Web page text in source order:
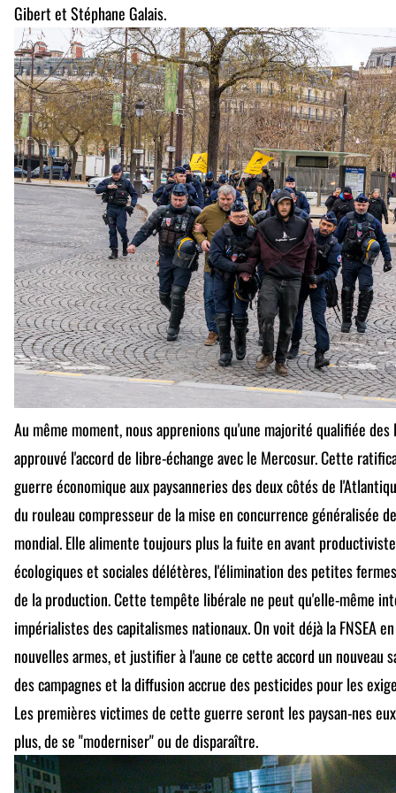
Gibert et Stéphane Galais.
Au même moment, nous apprenions qu'une majorité qualifiée
approuvé l'accord de libre-échange avec le Mercosur. Cette
guerre économique aux paysanneries des deux côtés de
du rouleau compresseur de la mise en concurrence généralisée
mondial. Elle alimente toujours plus la fuite en avant
écologiques et sociales délétères, l'élimination des petites
de la production. Cette tempête libérale ne peut qu'elle-même
impérialistes des capitalismes nationaux. On voit déjà la FNSEA
nouvelles armes, et justifier à l'aune ce cette accord un nouveau
des campagnes et la diffusion accrue des pesticides pour les
Les premières victimes de cette guerre seront les paysan-nes
plus, de se "moderniser" ou de disparaître.